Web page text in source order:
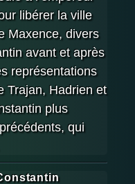
libérer la ville
Maxence, divers
avant et après
représentations
Trajan, Hadrien et
plus
qui